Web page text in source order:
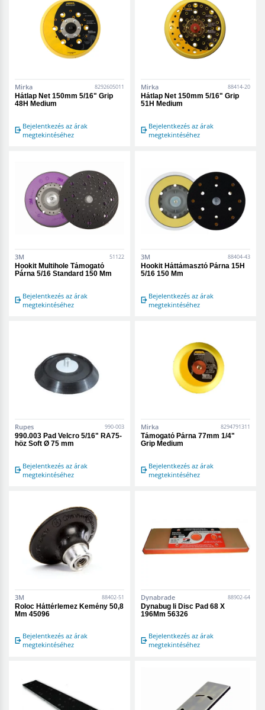
Mirka 8292605011
Hátlap Net 150mm 5/16" Grip
48H Medium
Bejelentkezés az árak
megtekintéséhez
Mirka 88414-20
Hátlap Net 150mm 5/16" Grip
51H Medium
Bejelentkezés az árak
megtekintéséhez
3M 51122
Hookit Multihole Támogató
Párna 5/16 Standard 150 Mm
Bejelentkezés az árak
megtekintéséhez
3M 88404-43
Hookit Háttámasztó Párna 15H
5/16 150 Mm
Bejelentkezés az árak
megtekintéséhez
Rupes 990-003
990.003 Pad Velcro 5/16" RA75-
höz Soft Ø 75 mm
Bejelentkezés az árak
megtekintéséhez
Mirka 8294791311
Támogató Párna 77mm 1/4"
Grip Medium
Bejelentkezés az árak
megtekintéséhez
3M 88402-51
Roloc Háttérlemez Kemény 50,8
Mm 45096
Bejelentkezés az árak
megtekintéséhez
Dynabrade 88902-64
Dynabug Ii Disc Pad 68 X
196Mm 56326
Bejelentkezés az árak
megtekintéséhez